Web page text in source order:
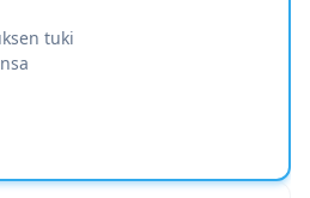
tuki